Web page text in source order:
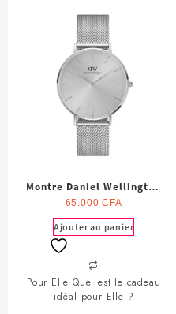
Montre Daniel Wellington
pour Femme
65.000CFA
Pour Elle Quel est le cadeau
idéal pour Elle ?
Ajouter au panier